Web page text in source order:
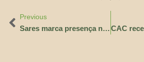
Previous
Sares marca presença no VIII Encontro Geral do Povo Mura da Resistência